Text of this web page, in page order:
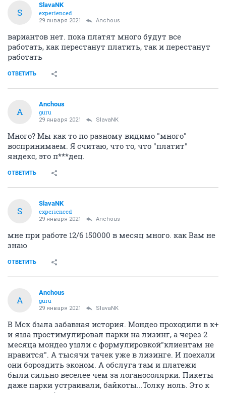
S
SlavaNK
experienced
29 января 2021 Anchous
вариантов нет. пока платят много будут все
работать, как перестанут платить, так и перестанут
работать
ОТВЕТИТЬ
A
Anchous
guru
29 января 2021 SlavaNK
Много? Мы как то по разному видимо "много"
воспринимаем. Я считаю, что то, что "платит"
яндекс, это п***дец.
ОТВЕТИТЬ
S
SlavaNK
experienced
29 января 2021 Anchous
мне при работе 12/6 150000 в месяц много. как Вам не
знаю
ОТВЕТИТЬ
A
Anchous
guru
29 января 2021 SlavaNK
В Мск была забавная история. Мондео проходили в к+
и яша простимулировал парки на лизинг, а через 2
месяца мондео ушли с формулировкой"клиентам не
нравится". А тысячи тачек уже в лизинге. И поехали
они бороздить эконом. А обслуга там и платежи
были сильно веселее чем за логаносолярки. Пикеты
даже парки устраивали, байкоты...Толку ноль. Это к